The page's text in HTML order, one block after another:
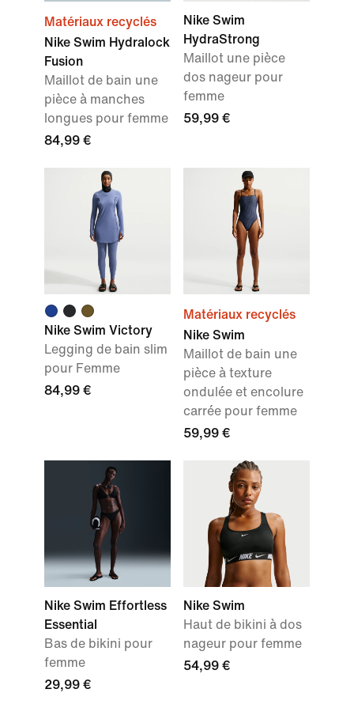
Matériaux recyclés
Nike Swim Hydralock
Fusion
Maillot de bain une
pièce à manches
longues pour femme
84,99 €
Nike Swim
HydraStrong
Maillot une pièce
dos nageur pour
femme
59,99 €
Nike Swim Victory
Legging de bain slim
pour Femme
84,99 €
Matériaux recyclés
Nike Swim
Maillot de bain une
pièce à texture
ondulée et encolure
carrée pour femme
59,99 €
Nike Swim Effortless
Essential
Bas de bikini pour
femme
29,99 €
Nike Swim
Haut de bikini à dos
nageur pour femme
54,99 €